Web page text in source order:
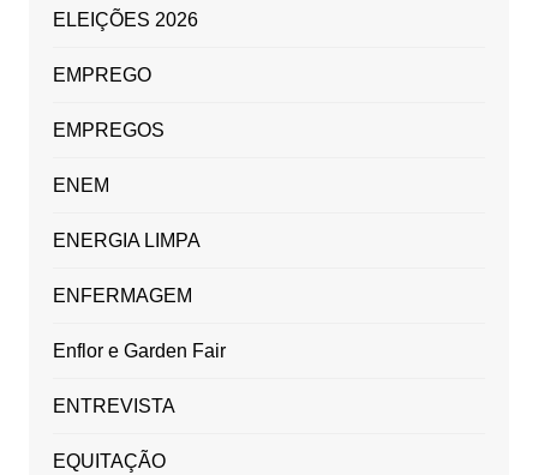
ELEIÇÕES 2026
EMPREGO
EMPREGOS
ENEM
ENERGIA LIMPA
ENFERMAGEM
Enflor e Garden Fair
ENTREVISTA
EQUITAÇÃO